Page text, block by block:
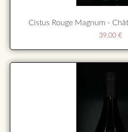
Cistus Rouge Magnum -
39,00 €